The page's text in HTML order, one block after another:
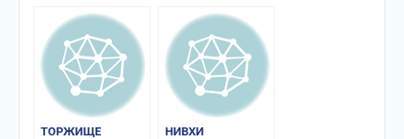
ТОРЖИЩЕ НИВХИ